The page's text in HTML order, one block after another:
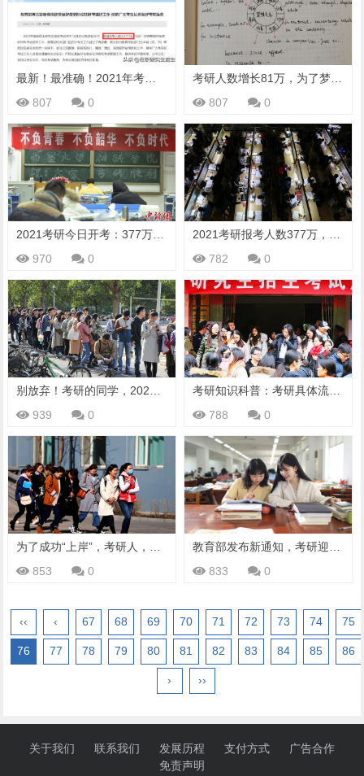
807
0
807
0
970
0
782
0
939
0
788
0
853
0
833
0
‹‹ ‹ 67 68 69 70 71 72 73 74 75
76 77 78 79 80 81 82 83 84 85 86
› ››
关于我们 联系我们 发展历程 支付方式
广告合作
免责声明